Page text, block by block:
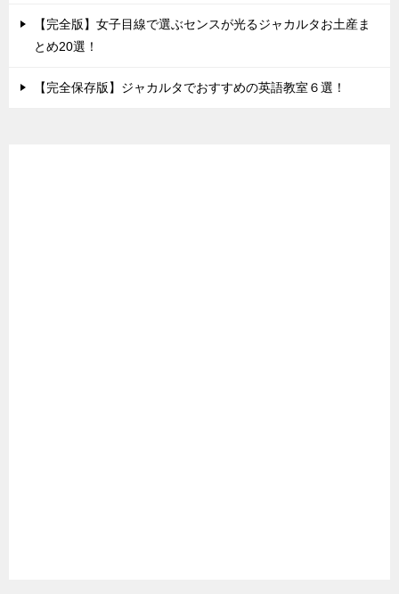
【完全版】女子目線で選ぶセンスが光るジャカルタお土産ま
とめ20選！
【完全保存版】ジャカルタでおすすめの英語教室６選！